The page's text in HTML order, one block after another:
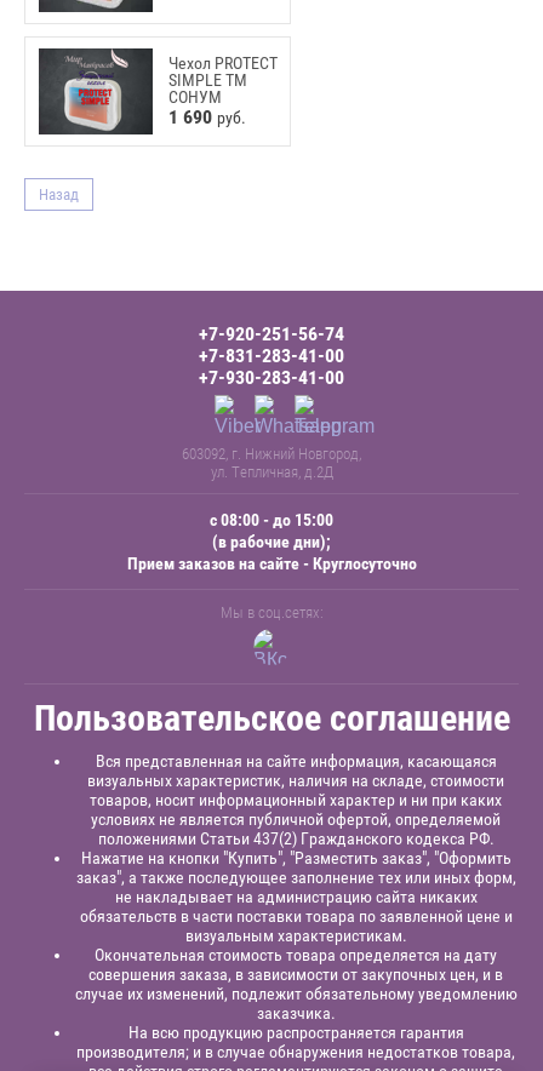
Чехол PROTECT
SIMPLE ТМ
СОНУМ
1 690 руб.
Назад
с 08:00 - до 15:00
(в рабочие дни);
Прием заказов на сайте - Круглосуточно
+7-920-251-56-74
+7-831-283-41-00
+7-930-283-41-00
603092, г. Нижний Новгород,
ул. Тепличная, д.2Д
Мы в соц.сетях:
Пользовательское соглашение
Вся представленная на сайте информация, касающаяся
визуальных характеристик, наличия на складе, стоимости
товаров, носит информационный характер и ни при каких
условиях не является публичной офертой, определяемой
положениями Статьи 437(2) Гражданского кодекса РФ.
Нажатие на кнопки "Купить", "Разместить заказ", "Оформить
заказ", а также последующее заполнение тех или иных форм,
не накладывает на администрацию сайта никаких
обязательств в части поставки товара по заявленной цене и
визуальным характеристикам.
Окончательная стоимость товара определяется на дату
совершения заказа, в зависимости от закупочных цен, и в
случае их изменений, подлежит обязательному уведомлению
заказчика.
На всю продукцию распространяется гарантия
производителя; и в случае обнаружения недостатков товара,